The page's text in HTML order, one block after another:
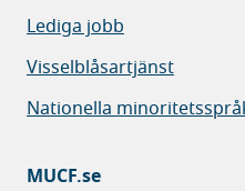
Lediga jobb
Visselblåsartjänst
Nationella
MUCF.se